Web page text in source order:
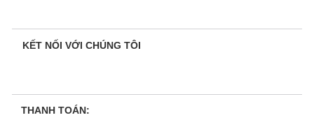
KẾT NỐI VỚI CHÚNG TÔI
THANH TOÁN: